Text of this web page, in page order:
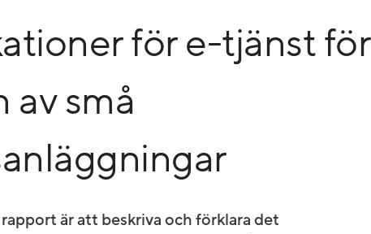
för e-tjänst för
av små
är att beskriva och förklara det